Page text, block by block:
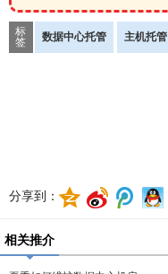
标
签
数据中心托管 主机托管
分享到：
相关推介